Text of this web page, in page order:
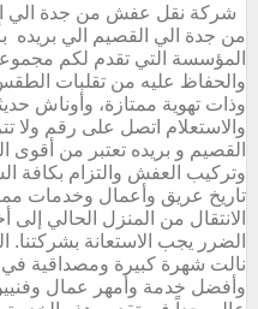
شركة نقل عفش من جدة الي
من جدة الي القصيم الي
المؤسسة التي تقدم لكم
والحفاظ عليه من تقلبات
وذات تهوية ممتازة، وأوناش
والاستعلام اتصل على رقم
القصيم و بريده تعتبر من
وتركيب العفش والتزام
تاريخ عريق وأعمال وخدمات
الانتقال من المنزل الحالي
الضرر يجب الاستعانة
نالت شهرة كبيرة ومصداقية
وأفضل خدمة وأمهر عمال